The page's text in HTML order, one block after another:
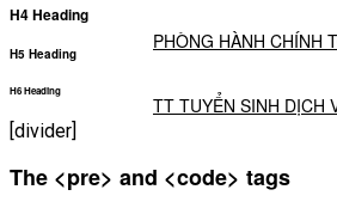
PHÒNG HÀNH CHÍNH
TT TUYỂN SINH DỊCH
NGHIÊN CỨU KHOA HỌC
H4 Heading
H5 Heading
H6 Heading
[divider]
The <pre> and <code> tags